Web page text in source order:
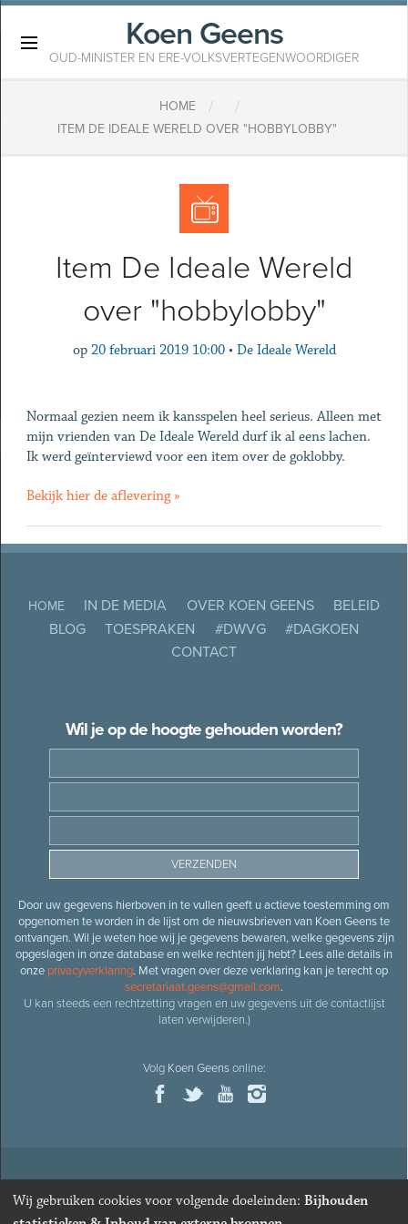
Koen Geens
OUD-MINISTER EN ERE-VOLKSVERTEGENWOORDIGER
HOME / /
ITEM DE IDEALE WERELD OVER "HOBBYLOBBY"
Item De Ideale Wereld
over "hobbylobby"
op 20 februari 2019 10:00 • De Ideale Wereld
Normaal gezien neem ik kansspelen heel serieus. Alleen met
mijn vrienden van De Ideale Wereld durf ik al eens lachen.
Ik werd geïnterviewd voor een item over de goklobby.
Bekijk hier de aflevering »
HOME IN DE MEDIA OVER KOEN GEENS
BELEID
BLOG
TOESPRAKEN #DWVG
#DAGKOEN
CONTACT
Wil je op de hoogte gehouden worden?
Door uw gegevens hierboven in te vullen geeft u actieve toestemming om
opgenomen te worden in de lijst om de nieuwsbrieven van Koen Geens te
ontvangen. Wil je weten hoe wij je gegevens bewaren, welke gegevens zijn
opgeslagen in onze database en welke rechten jij hebt? Lees alle details in
onze privacyverklaring. Met vragen over deze verklaring kan je terecht op
secretariaat.geens@gmail.com.
U kan steeds een rechtzetting vragen en uw gegevens uit de contactlijst
laten verwijderen.)
Volg Koen Geensonline:
© 2026Oud-minister en ere-volksvertegenwoordiger Koen
· Alle rechten voorbehouden · Cookies wijzigen
Wij gebruiken cookies voor volgende doeleinden: Bijhouden